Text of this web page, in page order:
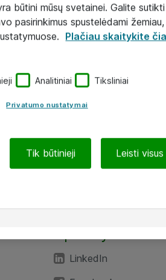
LinkedIn
būtini mūsų svetainei. Galite
pasirinkimus spustelėdami
Plačiau skaitykite čia
Analitiniai Tiksliniai
Privatumo nustatymai
Tik būtinieji Leisti visus